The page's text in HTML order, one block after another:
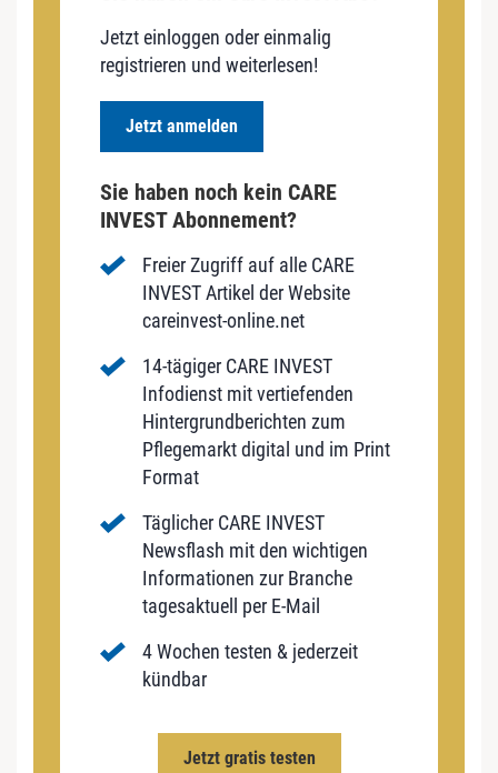
Jetzt einloggen oder einmalig
registrieren und weiterlesen!
Jetzt anmelden
Sie haben noch kein CARE
INVEST Abonnement?
Freier Zugriff auf alle CARE
INVEST Artikel der Website
careinvest-online.net
14-tägiger CARE INVEST
Infodienst mit vertiefenden
Hintergrundberichten zum
Pflegemarkt digital und im Print
Format
Täglicher CARE INVEST
Newsflash mit den wichtigen
Informationen zur Branche
tagesaktuell per E-Mail
4 Wochen testen & jederzeit
kündbar
Jetzt gratis testen